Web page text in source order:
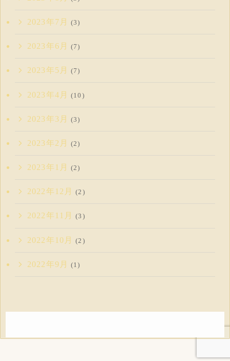
2023年7月 (3)
2023年6月 (7)
2023年5月 (7)
2023年4月 (10)
2023年3月 (3)
2023年2月 (2)
2023年1月 (2)
2022年12月 (2)
2022年11月 (3)
2022年10月 (2)
2022年9月 (1)